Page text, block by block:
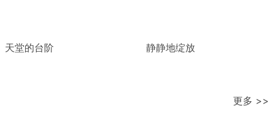
天堂的台阶 静静地绽放
更多 >>